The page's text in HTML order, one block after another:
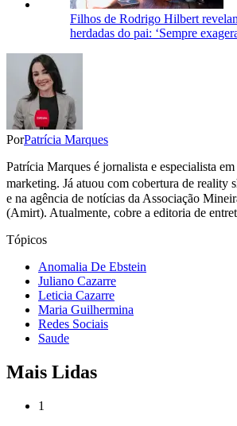
Filhos de Rodrigo Hilbert
herdadas do pai: ‘Sempre
PorPatrícia Marques
Patrícia Marques é jornalista e especialista
marketing. Já atuou com cobertura de reality
e na agência de notícias da Associação
(Amirt). Atualmente, cobre a editoria de
Tópicos
Anomalia De Ebstein
Juliano Cazarre
Leticia Cazarre
Maria Guilhermina
Redes Sociais
Saude
Mais Lidas
1